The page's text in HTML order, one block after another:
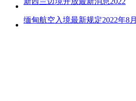
缅甸航空入境最新规定2022年8月